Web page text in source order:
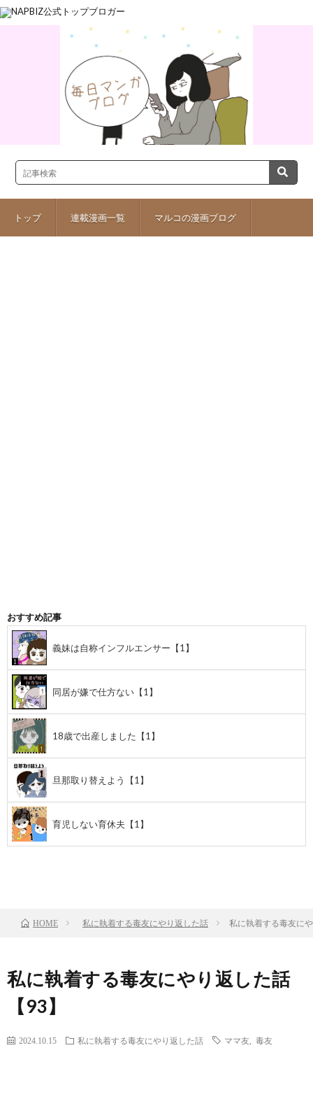
トップ 連載漫画一覧 マルコの漫画ブログ
おすすめ記事
義妹は自称インフルエンサー【1】
同居が嫌で仕方ない【1】
18歳で出産しました【1】
旦那取り替えよう【1】
育児しない育休夫【1】
HOME 私に執着する毒友にやり返した話 私に執着する毒友に
私に執着する毒友にやり返した話
【93】
2024.10.15 私に執着する毒友にやり返した話 ママ友 毒友